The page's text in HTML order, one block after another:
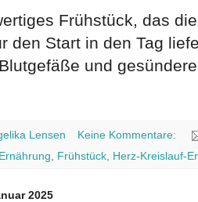
Frühstück, das
den Start in den Tag
und
Lensen
Keine Kommentare:
Ernährung, Frühstück, Herz-Kreislauf-
2025